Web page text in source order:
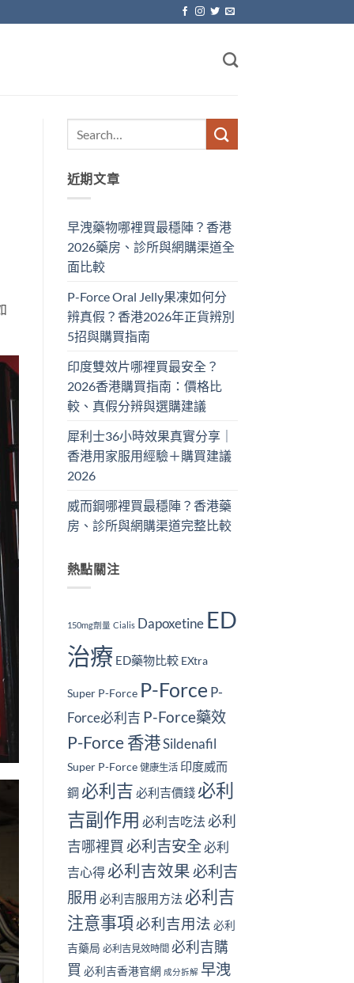
近期文章
早洩藥物哪裡買最穩陣？香港
2026藥房、診所與網購渠道全
面比較
P-Force Oral Jelly果凍如何分
辨真假？香港2026年正貨辨別
5招與購買指南
印度雙效片哪裡買最安全？
2026香港購買指南：價格比
較、真假分辨與選購建議
犀利士36小時效果真實分享｜
香港用家服用經驗＋購買建議
2026
威而鋼哪裡買最穩陣？香港藥
房、診所與網購渠道完整比較
熱點關注
150mg劑量 Cialis Dapoxetine ED
治療 ED藥物比較 EXtra
Super P-Force P-Force P-
Force必利吉 P-Force藥效
P-Force 香港Sildenafil
Super P-Force 健康生活 印度威而
鋼 必利吉 必利吉價錢 必利
吉副作用 必利吉吃法 必利
吉哪裡買 必利吉安全必利
吉心得必利吉效果必利吉
服用 必利吉服用方法 必利吉
注意事項 必利吉用法 必利
吉藥局 必利吉見效時間 必利吉購
買 必利吉香港官網 成分拆解 早洩